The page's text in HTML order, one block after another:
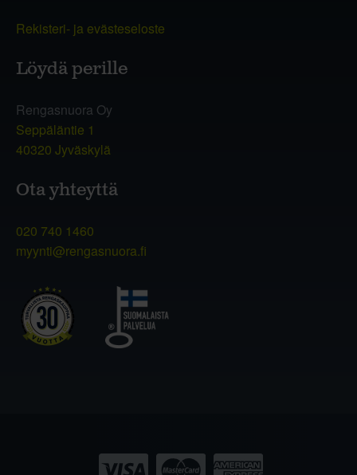
Rekisteri- ja evästeseloste
Löydä perille
Rengasnuora Oy
Seppäläntie 1
40320 Jyväskylä
Ota yhteyttä
020 740 1460
myynti@rengasnuora.fi